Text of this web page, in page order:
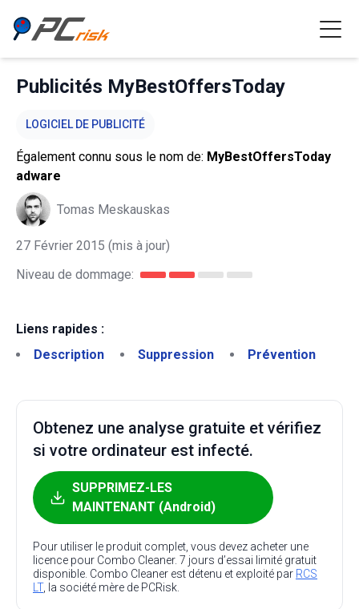
Publicités MyBestOffersToday
LOGICIEL DE PUBLICITÉ
Également connu sous le nom de: MyBestOffersToday
adware
Tomas Meskauskas
27 Février 2015 (mis à jour)
Niveau de dommage:
Liens rapides :
Description
Suppression Prévention
Obtenez une analyse gratuite et vérifiez
si votre ordinateur est infecté.
SUPPRIMEZ-LES
MAINTENANT (Android)
Pour utiliser le produit complet, vous devez acheter une
licence pour Combo Cleaner. 7 jours d’essai limité gratuit
disponible. Combo Cleaner est détenu et exploité par RCS
LT, la société mère de PCRisk.